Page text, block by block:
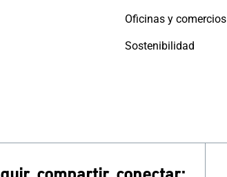
Oficinas y comercios
Sostenibilidad